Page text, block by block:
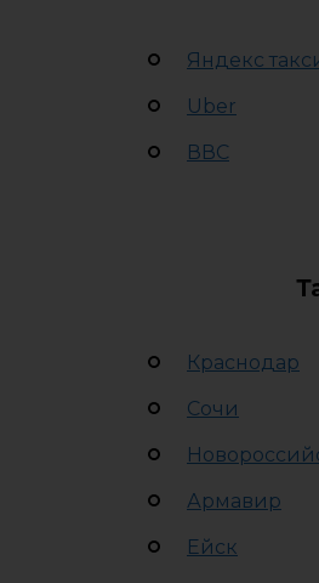
Яндекс
Uber
ВВС
Краснодар
Сочи
Армавир
Ейск